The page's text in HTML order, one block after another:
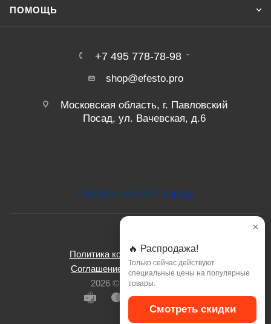
ПОМОЩЬ
+7 495 778-78-98
shop@efesto.pro
Московская область, г. Павловский
Посад, ул. Вачевская, д.6
Перейти на сайт завода
Политика конфиденциальности
Соглашение об использовании
2026 © ООО Эфесто.
×
🔥 Распродажа!
Только сейчас действуют
специальные цены на популярные
товары.
Смотреть скидки